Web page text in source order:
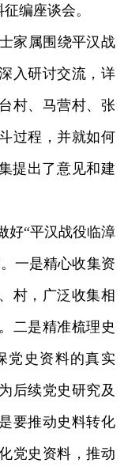
编座谈会。
家属围绕平汉战
入研讨交流，详
村、马营村、张
过程，并就如何
提出了意见和建
好“平汉战役临漳
一是精心收集资
村，广泛收集相
二是精准梳理史
党史资料的真实
后续党史研究及
要推动史料转化
党史资料，推动